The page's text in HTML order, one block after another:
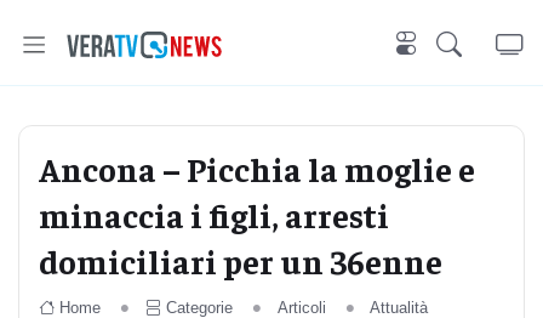
Ancona – Picchia la moglie e
minaccia i figli, arresti
domiciliari per un 36enne
Home Categorie Articoli Attualità